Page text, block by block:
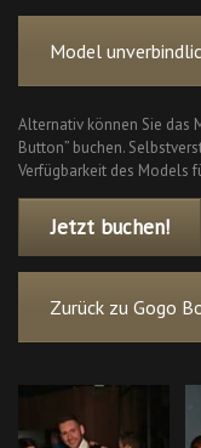
Model
Alternativ können Sie das
Button” buchen.
Verfügbarkeit des Models
Jetzt buchen!
Zurück zu Gogo